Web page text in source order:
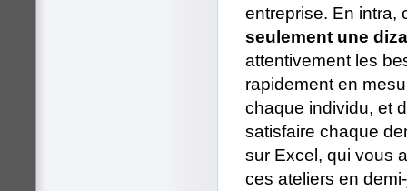
entreprise. En intra,
seulement une
attentivement les
rapidement en
chaque individu, et
satisfaire chaque
sur Excel, qui vous
ces ateliers en